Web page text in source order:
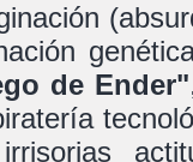
de Ender"